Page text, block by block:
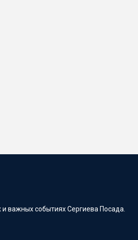
важных событиях Сергиева Посада.